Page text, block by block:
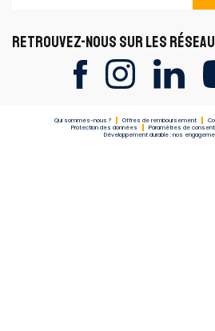
RETROUVEZ-NOUS SUR LES
Qui sommes-nous ? Offres de remboursement
Protection des données
Paramètres de
Développement durable : nos